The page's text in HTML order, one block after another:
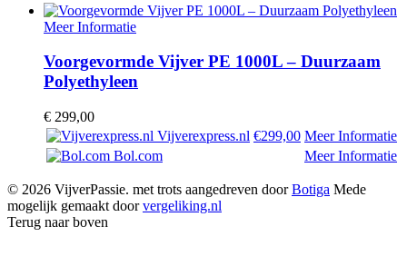
Meer Informatie
Voorgevormde Vijver PE 1000L – Duurzaam
Polyethyleen
€ 299,00
Vijverexpress.nl €299,00 Meer Informatie
Bol.com
Meer Informatie
© 2026 VijverPassie. met trots aangedreven doorBotiga Mede
mogelijk gemaakt doorvergeliking.nl
Terug naar boven